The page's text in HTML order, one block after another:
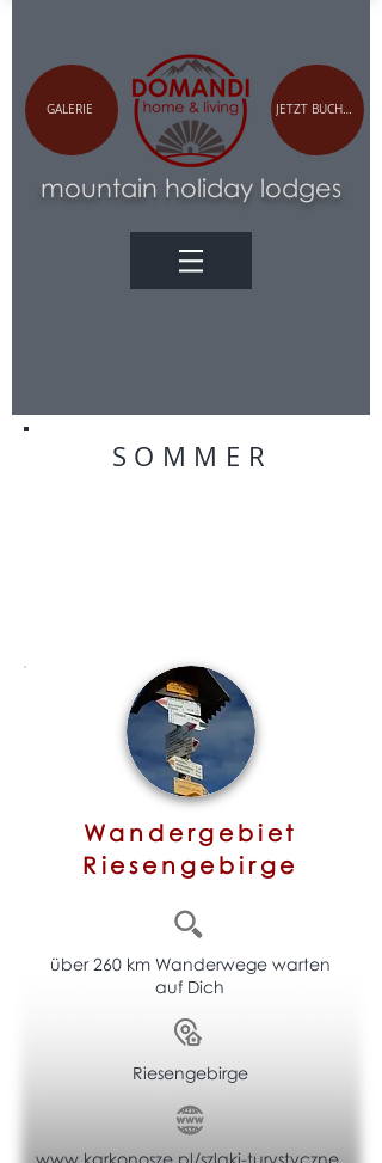
GALERIE JETZT BUCHEN
mountain holiday lodges
SOMMER
Wandergebiet
Riesengebirge
über 260 km Wanderwege warten
auf Dich
Riesengebirge
www.karkonosze.pl/szlaki-turystyczne